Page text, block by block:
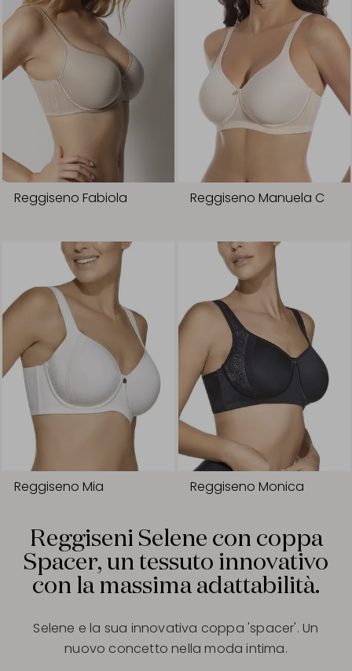
Reggiseno Fabiola Reggiseno Manuela C
Reggiseno Mia Reggiseno Monica
Reggiseni Selene con coppa
Spacer, un tessuto innovativo
con la massima adattabilità.
Selene e la sua innovativa coppa 'spacer'. Un
nuovo concetto nella moda intima.